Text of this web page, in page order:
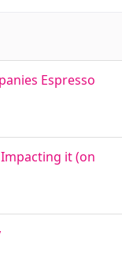
Espresso
it (on